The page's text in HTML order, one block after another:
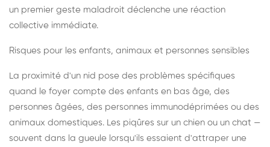
un premier geste maladroit déclenche une réaction
collective immédiate.
Risques pour les enfants, animaux et personnes sensibles
La proximité d'un nid pose des problèmes spécifiques
quand le foyer compte des enfants en bas âge, des
personnes âgées, des personnes immunodéprimées ou des
animaux domestiques. Les piqûres sur un chien ou un chat —
souvent dans la gueule lorsqu'ils essaient d'attraper une